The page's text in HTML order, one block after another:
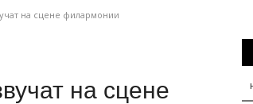
на сцене филармонии
на сцене